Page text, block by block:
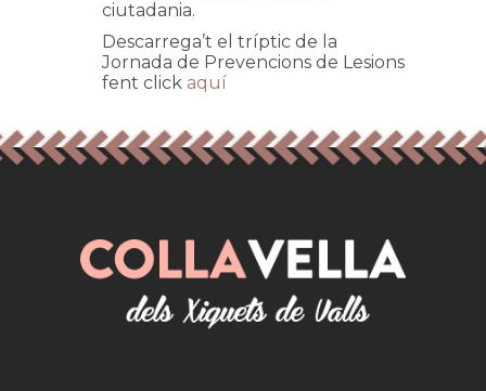
ciutadania.
Descarrega’t el tríptic de la
Jornada de Prevencions de Lesions
fent click aquí